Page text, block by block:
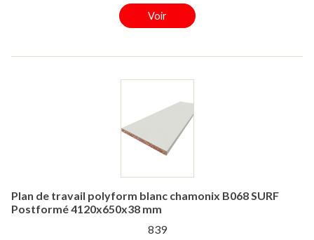
Voir
Plan de travail polyform blanc chamonix B068 SURF
Postformé 4120x650x38 mm
839